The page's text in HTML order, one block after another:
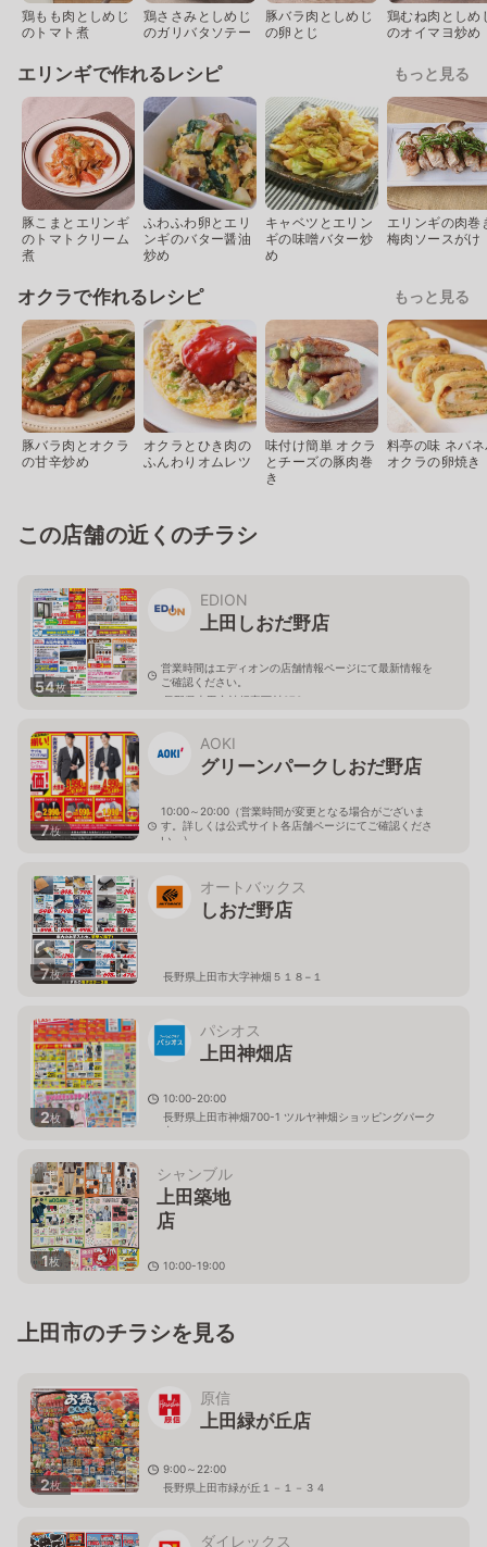
鶏もも肉としめじ
のトマト煮
鶏ささみとしめじ
のガリバタソテー
豚バラ肉としめじ
の卵とじ
鶏むね肉としめ
のオイマヨ炒め
エリンギで作れるレシピ もっと見る
豚こまとエリンギ
のトマトクリーム
煮
ふわふわ卵とエリ
ンギのバター醤油
炒め
キャベツとエリン
ギの味噌バター炒
め
エリンギの肉巻
梅肉ソースがけ
オクラで作れるレシピ もっと見る
豚バラ肉とオクラ
の甘辛炒め
オクラとひき肉の
ふんわりオムレツ
味付け簡単 オクラ
とチーズの豚肉巻
き
料亭の味 ネバ
オクラの卵焼き
この店舗の近くのチラシ
54枚
EDION
上田しおだ野店
営業時間はエディオンの店舗情報ページにて最新情報を
ご確認ください。
長野県上田市神畑字西村373
7枚
AOKI
グリーンパークしおだ野店
10:00～20:00（営業時間が変更となる場合がございま
す。詳しくは公式サイト各店舗ページにてご確認くださ
い。）
7枚
オートバックス
しおだ野店
長野県上田市大字神畑５１８−１
2枚
パシオス
上田神畑店
10:00-20:00
長野県上田市神畑700-1 ツルヤ神畑ショッピングパーク
内
1枚
シャンブル
上田築地
店
10:00-19:00
上田市のチラシを見る
2枚
原信
上田緑が丘店
9:00～22:00
長野県上田市緑が丘１－１－３４
ダイレックス